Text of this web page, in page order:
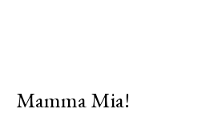
Mamma Mia!